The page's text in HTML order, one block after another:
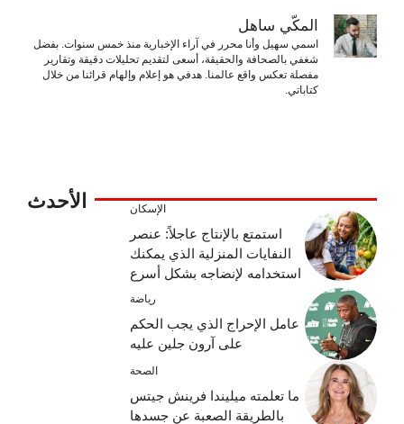
المكّي ساهل
اسمي سهيل وأنا محرر في آراء الإخبارية منذ خمس سنوات. بفضل
شغفي بالصحافة والحقيقة، أسعى لتقديم تحليلات دقيقة وتقارير
مفصلة تعكس واقع عالمنا. هدفي هو إعلام وإلهام قرائنا من خلال
كتاباتي.
الأحدث الإسكان
استمتع بالإنتاج عاجلاً: عنصر
النفايات المنزلية الذي يمكنك
استخدامه لإنضاجه بشكل أسرع
رياضة
عامل الإحراج الذي يجب الحكم
على آرون جلين عليه
الصحة
ما تعلمته ميليندا فرينش جيتس
بالطريقة الصعبة عن جسدها